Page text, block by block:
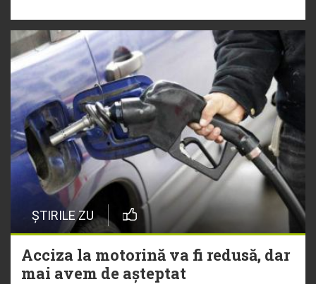
ȘTIRILE ZU
Acciza la motorină va fi redusă, dar
mai avem de așteptat